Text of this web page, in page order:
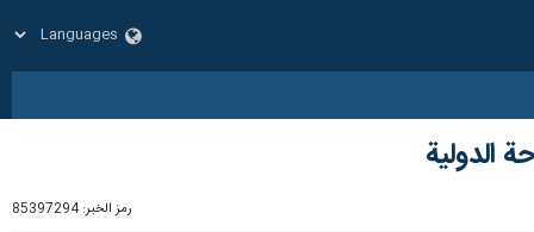
الدولية
رمز الخبر: 85397294